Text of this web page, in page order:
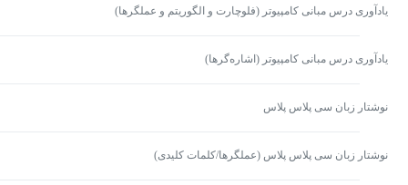
یادآوری درس مبانی کامپیوتر (فلوچارت و الگوریتم و عملگرها)
یادآوری درس مبانی کامپیوتر (اشاره‌گرها)
نوشتار زبان سی پلاس پلاس
نوشتار زبان سی پلاس پلاس (عملگرها/کلمات کلیدی)